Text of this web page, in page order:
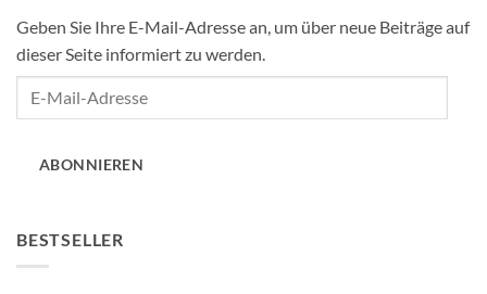
Geben Sie Ihre E-Mail-Adresse an, um über neue Beiträge auf
dieser Seite informiert zu werden.
ABONNIEREN
BESTSELLER